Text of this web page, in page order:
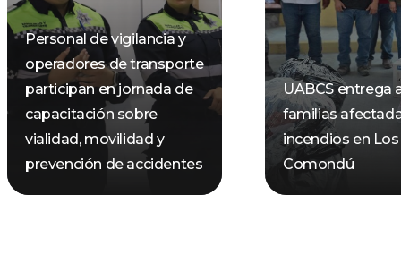
Personal de vigilancia y
operadores de transporte
participan en jornada de
capacitación sobre
vialidad, movilidad y
prevención de accidentes
UABCS entrega
familias
incendios en Los
Comondú